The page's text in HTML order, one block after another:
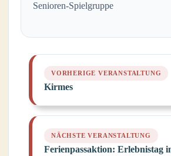
Senioren-Spielgruppe
Kirmes
Ferienpassaktion: Erlebnistag